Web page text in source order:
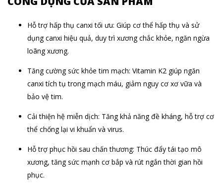
Hỗ trợ hấp thụ canxi tối ưu: Giúp cơ thể hấp thụ và sử
dụng canxi hiệu quả, duy trì xương chắc khỏe, ngăn ngừa
loãng xương.
Tăng cường sức khỏe tim mạch: Vitamin K2 giúp ngăn
canxi tích tụ trong mạch máu, giảm nguy cơ xơ vữa và
bảo vệ tim.
Cải thiện hệ miễn dịch: Tăng khả năng đề kháng, hỗ trợ cơ
thể chống lại vi khuẩn và virus.
Hỗ trợ phục hồi sau chấn thương: Thúc đẩy tái tạo mô
xương, tăng sức mạnh cơ bắp và rút ngắn thời gian hồi
phục.